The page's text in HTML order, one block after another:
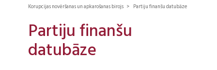
Korupcijas novēršanas un apkarošanas birojs > Partiju finanšu datubāze
Partiju finanšu
datubāze